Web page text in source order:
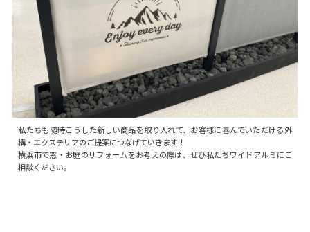
私たちも随時こうした新しい商品を取り入れて、お客様に喜んでいただける外
構・エクステリアのご提案につなげていきます！
横浜市で窓・お庭のリフォームをお考えの際は、ぜひ私たちワイドアルミにご
相談ください。